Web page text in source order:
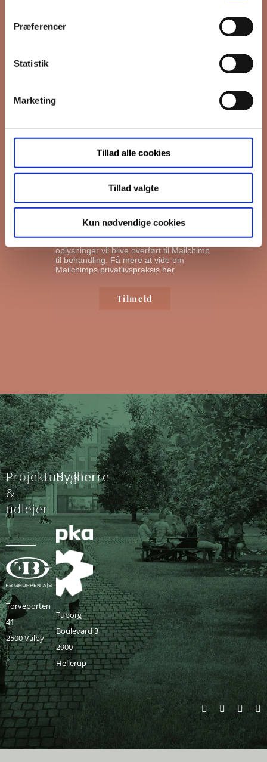
Præferencer
Statistik
Marketing
Tillad alle cookies
Tillad valgte
Kun nødvendige cookies
Interesseret i
FB Gruppen vil bruge din information til
at kontakte dig i forbindelse med
nyheder - og nye boliger. Før vi kan gøre
sende dig emails.Du kan læse vores
Vi bruger Mailchimp til at sende
nyhedsbreve ud. Ved at klikke nedenfor
for at abonnere, anerkender du, at dine
oplysninger vil blive overført til Mailchimp
til behandling. Få mere at vide om
Mailchimps privatlivspraksis her.
Projektudvikler
&
udlejer
Torveporten
41
2500 Valby
Bygherre
Tuborg
Boulevard 3
2900
Hellerup